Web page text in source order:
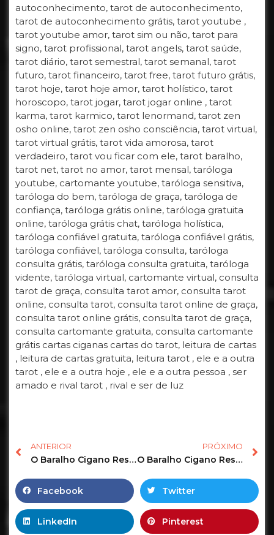
autoconhecimento, tarot de autoconhecimento,
tarot de autoconhecimento grátis, tarot youtube ,
tarot youtube amor, tarot sim ou não, tarot para
signo, tarot profissional, tarot angels, tarot saúde,
tarot diário, tarot semestral, tarot semanal, tarot
futuro, tarot financeiro, tarot free, tarot futuro grátis,
tarot hoje, tarot hoje amor, tarot holístico, tarot
horoscopo, tarot jogar, tarot jogar online , tarot
karma, tarot karmico, tarot lenormand, tarot zen
osho online, tarot zen osho consciência, tarot virtual,
tarot virtual grátis, tarot vida amorosa, tarot
verdadeiro, tarot vou ficar com ele, tarot baralho,
tarot net, tarot no amor, tarot mensal, taróloga
youtube, cartomante youtube, taróloga sensitiva,
taróloga do bem, taróloga de graça, taróloga de
confiança, taróloga grátis online, taróloga gratuita
online, taróloga grátis chat, taróloga holística,
taróloga confiável gratuita, taróloga confiável grátis,
taróloga confiável, taróloga consulta, taróloga
consulta grátis, taróloga consulta gratuita, taróloga
vidente, taróloga virtual, cartomante virtual, consulta
tarot de graça, consulta tarot amor, consulta tarot
online, consulta tarot, consulta tarot online de graça,
consulta tarot online grátis, consulta tarot de graça,
consulta cartomante gratuita, consulta cartomante
grátis cartas ciganas cartas do tarot, leitura de cartas
, leitura de cartas gratuita, leitura tarot , ele e a outra
tarot , ele e a outra hoje , ele e a outra pessoa , ser
amado e rival tarot , rival e ser de luz
ANTERIOR
O Baralho Cigano Responde o Tarot Revela as Previsões de hoje! #tarot #tarotonline #tarotgratis
PRÓXIMO
O Baralho Cigano Responde o Tarot Revela as Previsões para sua vida amorosa! #tarot #tarotonline 5
Facebook Twitter
LinkedIn Pinterest